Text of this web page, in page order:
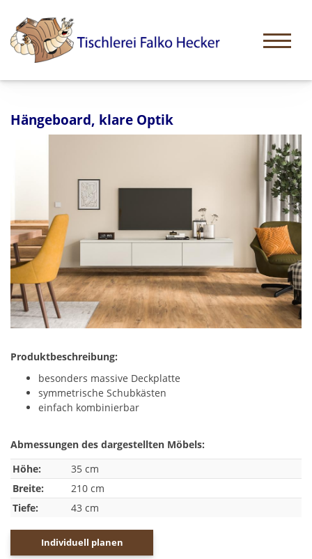
Hängeboard, klare Optik
Produktbeschreibung:
besonders massive Deckplatte
symmetrische Schubkästen
einfach kombinierbar
Abmessungen des dargestellten Möbels:
Höhe:
35 cm
Breite:
210 cm
Tiefe:
43 cm
Individuell planen